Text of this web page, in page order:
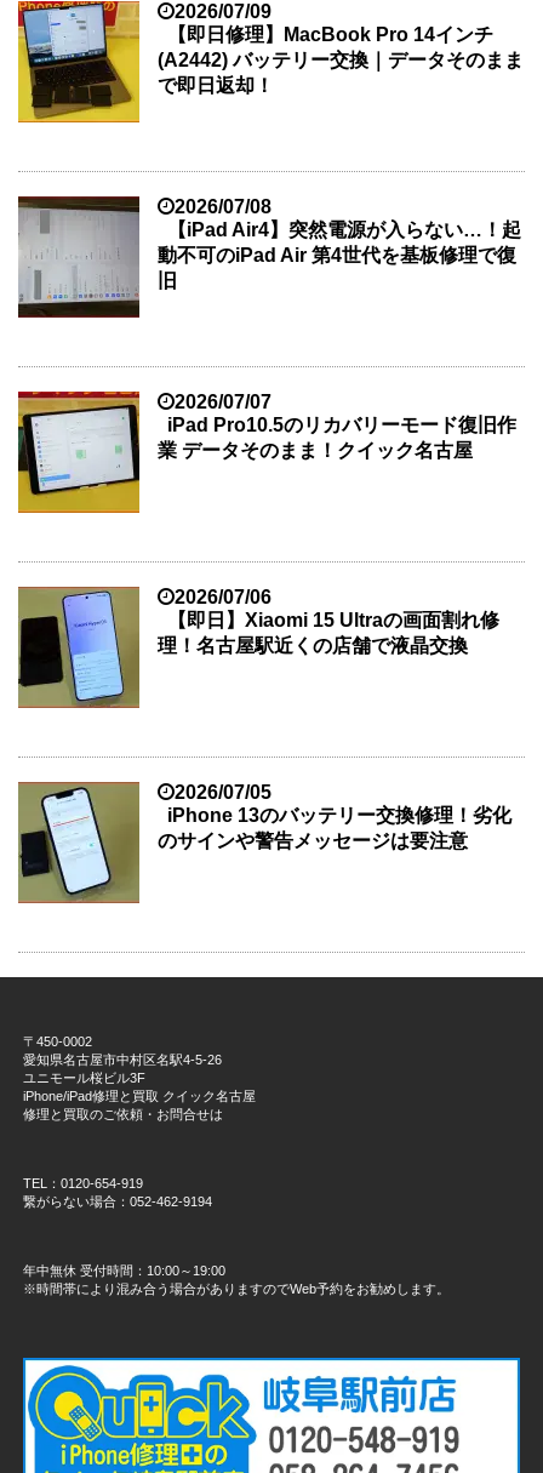
2026/07/09
【即日修理】MacBook Pro 14インチ
(A2442) バッテリー交換｜データそのまま
で即日返却！
2026/07/08
【iPad Air4】突然電源が入らない…！起
動不可のiPad Air 第4世代を基板修理で復
旧
2026/07/07
iPad Pro10.5のリカバリーモード復旧作
業 データそのまま！クイック名古屋
2026/07/06
【即日】Xiaomi 15 Ultraの画面割れ修
理！名古屋駅近くの店舗で液晶交換
2026/07/05
iPhone 13のバッテリー交換修理！劣化
のサインや警告メッセージは要注意
〒450-0002
愛知県名古屋市中村区名駅4-5-26
ユニモール桜ビル3F
iPhone/iPad修理と買取 クイック名古屋
修理と買取のご依頼・お問合せは
TEL：0120-654-919
繋がらない場合：052-462-9194
年中無休 受付時間：10:00～19:00
※時間帯により混み合う場合がありますのでWeb予約をお勧めします。